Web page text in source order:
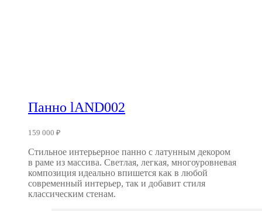
Панно lAND002
159 000 ₽
Стильное интерьерное панно с латунным декором
в раме из массива. Светлая, легкая, многоуровневая
композиция идеально впишется как в любой
современный интерьер, так и добавит стиля
классическим стенам.